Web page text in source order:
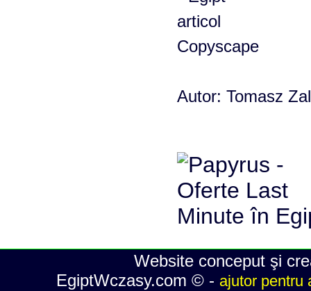
Autor: Tomasz
Website conceput şi
EgiptWczasy.com © - ajutor pentru